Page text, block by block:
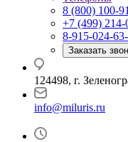
8 (800) 100-
+7 (499) 214-
8-915-024-
Заказать
124498, г.
info@miluris.ru